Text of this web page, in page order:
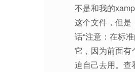
不是和我的
这个文件，但是
话“注意：在标
它，因为前面有
迫自己去用。查